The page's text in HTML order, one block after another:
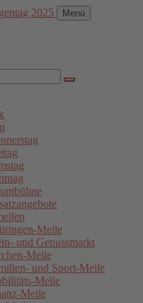
Menü
Meile
und Genussmarkt
Meile
und Sport-Meile
Meile
Meile